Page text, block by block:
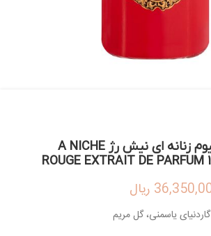
اکستریت د پرفیوم زنانه ای نیش رژ A NICHE
ROUGE EXTRAIT DE PARFUM
ریال
یاسمنی، گل مریم